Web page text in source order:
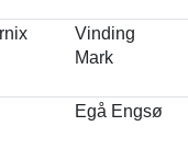
Vinding
Mark
Egå Engsø